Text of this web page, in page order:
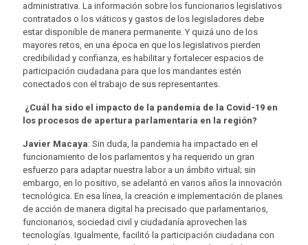
administrativa. La información sobre los funcionarios legislativos
contratados o los viáticos y gastos de los legisladores debe
estar disponible de manera permanente. Y quizá uno de los
mayores retos, en una época en que los legislativos pierden
credibilidad y confianza, es habilitar y fortalecer espacios de
participación ciudadana para que los mandantes estén
conectados con el trabajo de sus representantes.
¿Cuál ha sido el impacto de la pandemia de la Covid-19 en
los procesos de apertura parlamentaria en la región?
Javier Macaya: Sin duda, la pandemia ha impactado en el
funcionamiento de los parlamentos y ha requerido un gran
esfuerzo para adaptar nuestra labor a un ámbito virtual; sin
embargo, en lo positivo, se adelantó en varios años la innovación
tecnológica. En esa línea, la creación e implementación de planes
de acción de manera digital ha precisado que parlamentarios,
funcionarios, sociedad civil y ciudadanía aprovechen las
tecnologías. Igualmente, facilitó la participación ciudadana con